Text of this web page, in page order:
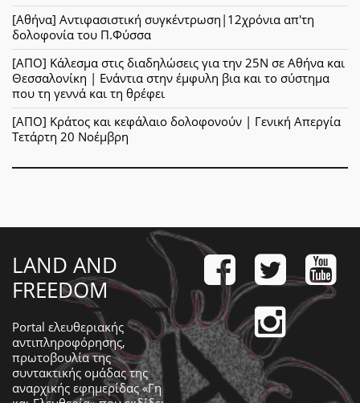
[Αθήνα] Αντιφασιστική συγκέντρωση|12χρόνια απ'τη
δολοφονία του Π.Φύσσα
[ΑΠΟ] Κάλεσμα στις διαδηλώσεις για την 25Ν σε Αθήνα και
Θεσσαλονίκη | Ενάντια στην έμφυλη βια και το σύστημα
που τη γεννά και τη θρέφει
[ΑΠΟ] Κράτος και κεφάλαιο δολοφονούν | Γενική Απεργία
Τετάρτη 20 Νοέμβρη
LAND AND
FREEDOM
Portal ελευθεριακής
αντιπληροφόρησης,
πρωτοβουλία της
συντακτικής ομάδας της
αναρχικής εφημερίδας «Γη